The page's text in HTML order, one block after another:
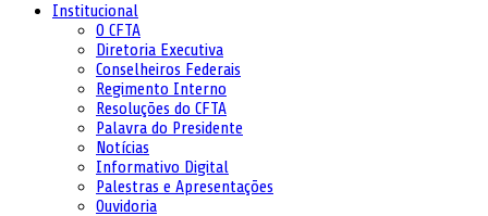
Institucional
O CFTA
Diretoria Executiva
Conselheiros Federais
Regimento Interno
Resoluções do CFTA
Palavra do Presidente
Notícias
Informativo Digital
Palestras e Apresentações
Ouvidoria